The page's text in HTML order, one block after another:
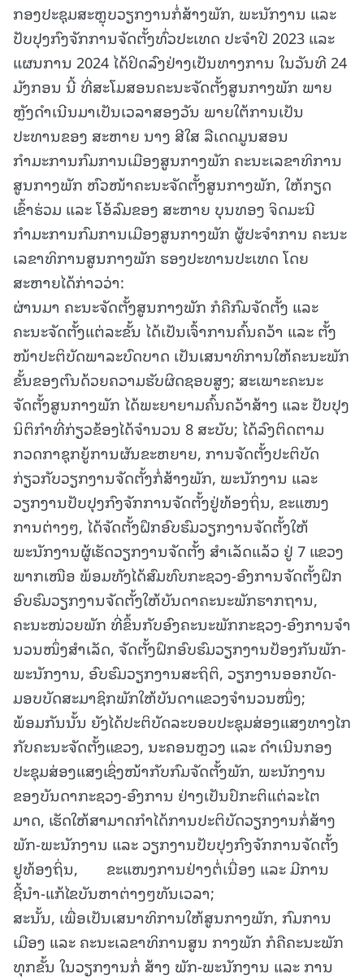
ກອງປະຊຸມສະຫຼຸບວຽກງານກໍ່ສ້າງພັກ, ພະນັກງານ ແລະ
ປັບປຸງກົງຈັກການຈັດຕັ້ງທົ່ວປະເທດ ປະຈຳປີ 2023 ແລະ
ແຜນການ 2024 ໄດ້ປິດລົງຢ່າງເປັນທາງການ ໃນວັນທີ 24
ມັງກອນ ນີ້ ທີ່ສະໂມສອນຄະນະຈັດຕັ້ງສູນກາງພັກ ພາຍ
ຫຼັງດໍາເນີນມາເປັນເວລາສອງວັນ ພາຍໃຕ້ການເປັນ
ປະທານຂອງ ສະຫາຍ ນາງ ສີໃສ ລືເດດມູນສອນ
ກຳມະການກົມການເມືອງສູນກາງພັກ ຄະນະເລຂາທິການ
ສູນກາງພັກ ຫົວໜ້າຄະນະຈັດຕັ້ງສູນກາງພັກ, ໃຫ້ກຽດ
ເຂົ້າຮ່ວມ ແລະ ໂອ້ລົມຂອງ ສະຫາຍ ບຸນທອງ ຈິດມະນີ
ກຳມະການກົມການເມືອງສູນກາງພັກ ຜູ້ປະຈໍາການ ຄະນະ
ເລຂາທິການສູນກາງພັກ ຮອງປະທານປະເທດ ໂດຍ
ສະຫາຍໄດ້ກ່າວວ່າ:
ຜ່ານມາ ຄະນະຈັດຕັ້ງສູນກາງພັກ ກໍຄືກົມຈັດຕັ້ງ ແລະ
ຄະນະຈັດຕັ້ງແຕ່ລະຂັ້ນ ໄດ້ເປັນເຈົ້າການຄົ້ນຄວ້າ ແລະ ຕັ້ງ
ໜ້າປະຕິບັດພາລະບົດບາດ ເປັນເສນາທິການໃຫ້ຄະນະພັກ
ຂັ້ນຂອງຕົນດ້ວຍຄວາມຮັບຜິດຊອບສູງ; ສະເພາະຄະນະ
ຈັດຕັ້ງສູນກາງພັກ ໄດ້ພະຍາຍາມຄົ້ນຄວ້າສ້າງ ແລະ ປັບປຸງ
ນິຕິກໍາທີ່ກ່ຽວຂ້ອງໄດ້ຈຳນວນ 8 ສະບັບ; ໄດ້ລົງຕິດຕາມ
ກວດກາຊຸກຍູ້ການຜັນຂະຫຍາຍ, ການຈັດຕັ້ງປະຕິບັດ
ກ່ຽວກັບວຽກງານຈັດຕັ້ງກໍ່ສ້າງພັກ, ພະນັກງານ ແລະ
ວຽກງານປັບປຸງກົງຈັກການຈັດຕັ້ງຢູ່ທ້ອງຖິ່ນ, ຂະແໜງ
ການຕ່າງໆ, ໄດ້ຈັດຕັ້ງຝຶກອົບຮົມວຽກງານຈັດຕັ້ງໃຫ້
ພະນັກງານຜູ້ເຮັດວຽກງານຈັດຕັ້ງ ສໍາເລັດແລ້ວ ຢູ່ 7 ແຂວງ
ພາກເໜືອ ພ້ອມທັງໄດ້ສົມທົບກະຊວງ-ອົງການຈັດຕັ້ງຝຶກ
ອົບຮົມວຽກງານຈັດຕັ້ງໃຫ້ບັນດາຄະນະພັກຮາກຖານ,
ຄະນະໜ່ວຍພັກ ທີ່ຂຶ້ນກັບອົງຄະນະພັກກະຊວງ-ອົງການຈໍາ
ນວນໜຶ່ງສໍາເລັດ, ຈັດຕັ້ງຝຶກອົບຮົມວຽກງານປ້ອງກັນພັກ-
ພະນັກງານ, ອົບຮົມວຽກງານສະຖິຕິ, ວຽກງານອອກບັດ-
ມອບບັດສະມາຊິກພັກໃຫ້ບັນດາແຂວງຈໍານວນໜຶ່ງ;
ພ້ອມກັນນັ້ນ ຍັງໄດ້ປະຕິບັດລະບອບປະຊຸມສ່ອງແສງທາງໄກ
ກັບຄະນະຈັດຕັ້ງແຂວງ, ນະຄອນຫຼວງ ແລະ ດໍາເນີນກອງ
ປະຊຸມສ່ອງແສງເຊິ່ງໜ້າກັບກົມຈັດຕັ້ງພັກ, ພະນັກງານ
ຂອງບັນດາກະຊວງ-ອົງການ ຢ່າງເປັນປົກະຕິແຕ່ລະໄຕ
ມາດ, ເຮັດໃຫ້ສາມາດກຳໄດ້ການປະຕິບັດວຽກງານກໍ່ສ້າງ
ພັກ-ພະນັກງານ ແລະ ວຽກງານປັບປຸງກົງຈັກການຈັດຕັ້ງ
ຢູທ້ອງຖິ່ນ, ຂະແໜງການຢ່າງຕໍ່ເນື່ອງ ແລະ ມີການ
ຊີ້ນຳ-ແກ້ໄຂບັນຫາຕ່າງໆທັນເວລາ;
ສະນັ້ນ, ເພື່ອເປັນເສນາທິການໃຫ້ສູນກາງພັກ, ກົມການ
ເມືອງ ແລະ ຄະນະເລຂາທິການສູນ ກາງພັກ ກໍຄືຄະນະພັກ
ທຸກຂັ້ນ ໃນວຽກງານກໍ່ ສ້າງ ພັກ-ພະນັກງານ ແລະ ການ